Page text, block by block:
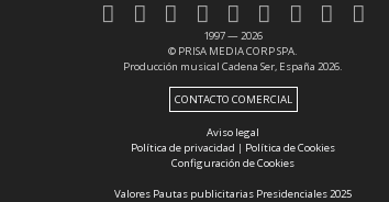
1997 — 2026
© PRISA MEDIA CORP SPA.
Producción musical Cadena Ser, España 2026.
CONTACTO COMERCIAL
Aviso legal
Política de privacidad | Política de Cookies
Configuración de Cookies
Valores Pautas publicitarias Presidenciales 2025